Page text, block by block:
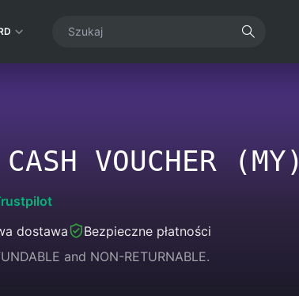
CASH VOUCHER (MY)
dostawa
Bezpieczne płatności
and NON-RETURNABLE.